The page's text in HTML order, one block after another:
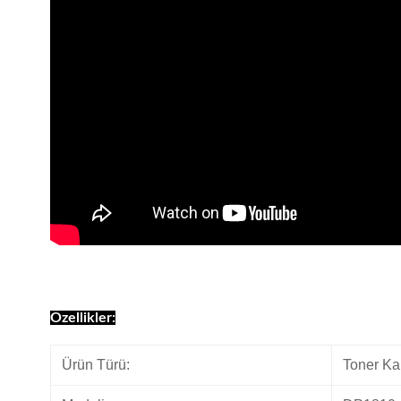
Özellikler:
Ürün Türü: Toner